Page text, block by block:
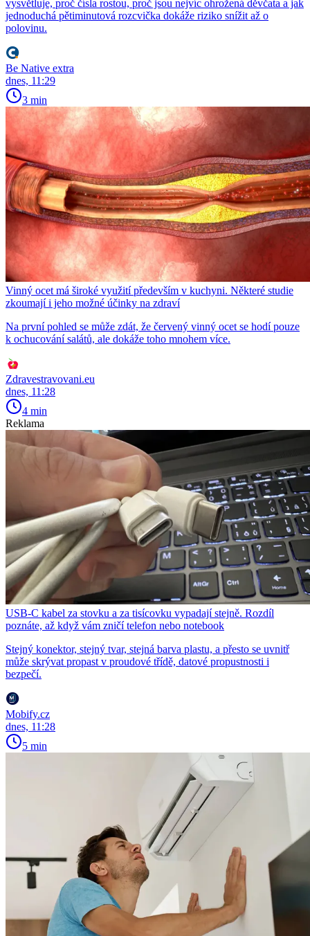
vysvětluje, proč čísla rostou, proč jsou nejvíc ohrožená děvčata a jak
jednoduchá pětiminutová rozcvička dokáže riziko snížit až o
polovinu.
Be Native extra
dnes, 11:29
3 min
Vinný ocet má široké využití především v kuchyni. Některé studie
zkoumají i jeho možné účinky na zdraví
Na první pohled se může zdát, že červený vinný ocet se hodí pouze
k ochucování salátů, ale dokáže toho mnohem více.
Zdravestravovani.eu
dnes, 11:28
4 min
Reklama
USB-C kabel za stovku a za tisícovku vypadají stejně. Rozdíl
poznáte, až když vám zničí telefon nebo notebook
Stejný konektor, stejný tvar, stejná barva plastu, a přesto se uvnitř
může skrývat propast v proudové třídě, datové propustnosti i
bezpečí.
Mobify.cz
dnes, 11:28
5 min